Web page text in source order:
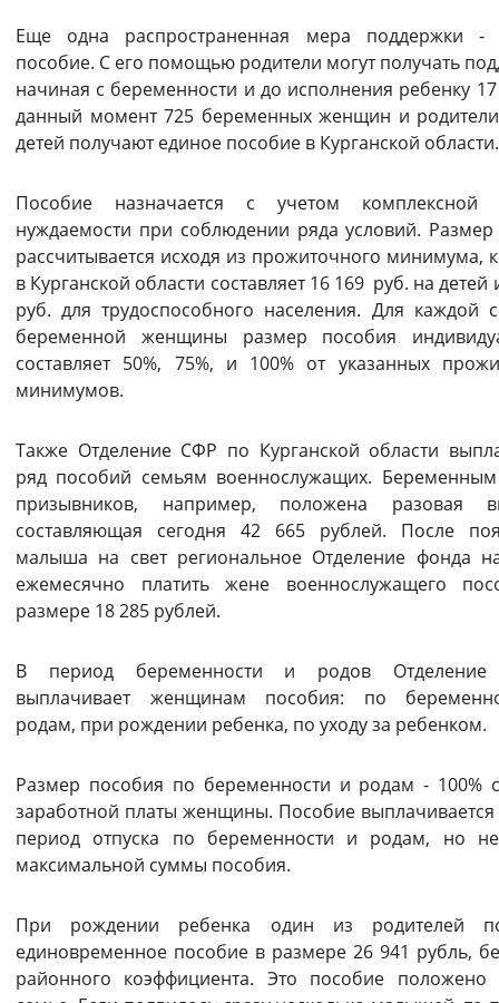
Еще одна распространенная мера поддержки -
пособие. С его помощью родители могут получать
начиная с беременности и до исполнения ребенку
данный момент 725 беременных женщин и
детей получают единое пособие в Курганской области.
Пособие назначается с учетом комплексной
нуждаемости при соблюдении ряда условий. Размер
рассчитывается исходя из прожиточного минимума,
в Курганской области составляет 16 169 руб. на детей
руб. для трудоспособного населения. Для каждой
беременной женщины размер пособия
составляет 50%, 75%, и 100% от указанных
минимумов.
Также Отделение СФР по Курганской области
ряд пособий семьям военнослужащих.
призывников, например, положена разовая
составляющая сегодня 42 665 рублей. После
малыша на свет региональное Отделение фонда
ежемесячно платить жене военнослужащего
размере 18 285 рублей.
В период беременности и родов Отделение
выплачивает женщинам пособия: по
родам, при рождении ребенка, по уходу за ребенком.
Размер пособия по беременности и родам - 100%
заработной платы женщины. Пособие выплачивается
период отпуска по беременности и родам, но
максимальной суммы пособия.
При рождении ребенка один из родителей
единовременное пособие в размере 26 941 рубль,
районного коэффициента. Это пособие положено